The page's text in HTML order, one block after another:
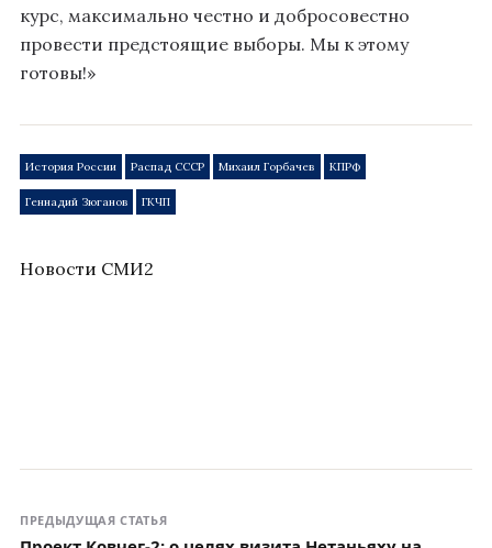
курс, максимально честно и добросовестно
провести предстоящие выборы. Мы к этому
готовы!»
История России Распад СССР Михаил Горбачев КПРФ
Геннадий Зюганов ГКЧП
Новости СМИ2
ПРЕДЫДУЩАЯ СТАТЬЯ